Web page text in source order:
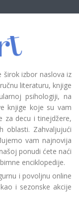
širok izbor naslova iz
literaturu, knjige
psihologiji, na
knjige koje su vam
za decu i tinejdžere,
oblasti. Zahvaljujući
vam najnovija
ponudi ćete naći
enciklopedije.
i povoljnu online
i sezonske akcije